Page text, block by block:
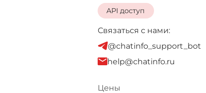
API доступ
Связаться с нами:
@chatinfo_support_bot
help@chatinfo.ru
Цены